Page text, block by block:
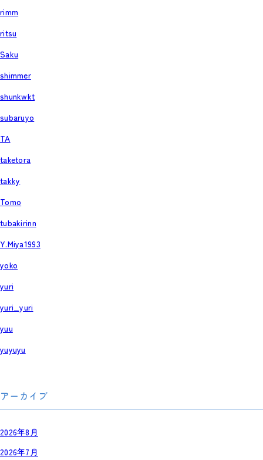
rimm
ritsu
Saku
shimmer
shunkwkt
subaruyo
TA
taketora
takky
Tomo
tubakirinn
Y.Miya1993
yoko
yuri
yuri_yuri
yuu
yuyuyu
アーカイブ
2026年8月
2026年7月